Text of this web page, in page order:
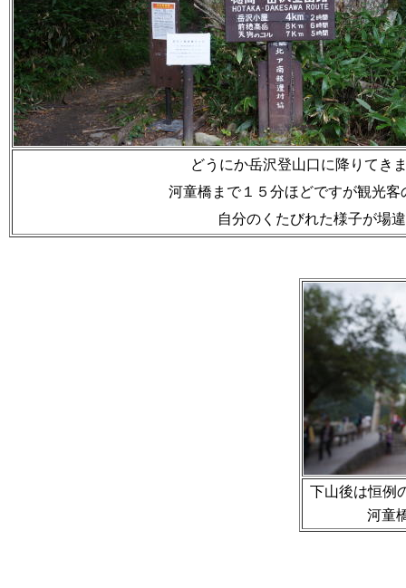
どうにか岳沢登山口に降りてき
河童橋まで１５分ほどですが観光
自分のくたびれた様子が場
下山後は恒例
河童